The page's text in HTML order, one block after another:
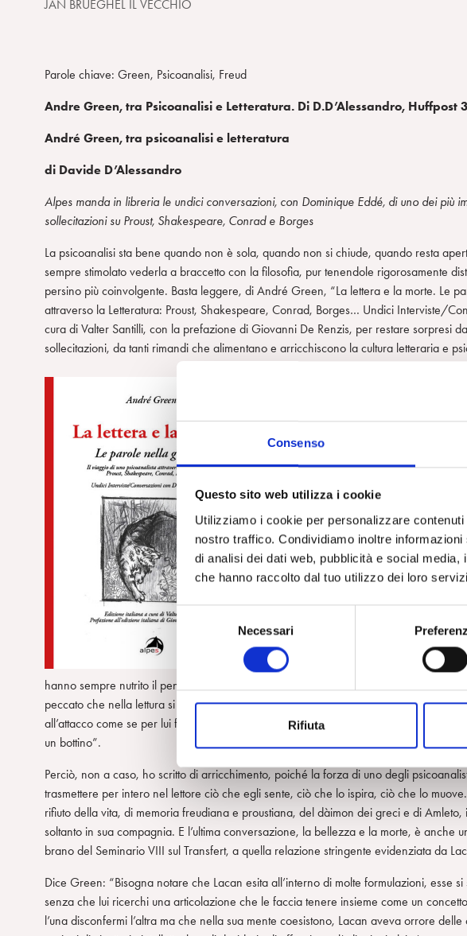
Consenso
Questo sito web utilizza i cookie
Utilizziamo i cookie per personalizzare
nostro traffico. Condividiamo inoltre
di analisi dei dati web, pubblicità e social
che hanno raccolto dal tuo utilizzo dei loro
S
z
o
e
c
n
s
e
Necessari
Rifiuta
JAN BRUEGHEL IL VECCHIO
Parole chiave: Green, Psicoanalisi, Freud
Andre Green, tra Psicoanalisi e Letteratura. Di D.D’Alessandro,
André Green, tra psicoanalisi e letteratura
di Davide D’Alessandro
Alpes manda in libreria le undici conversazioni, con Dominique Eddé, di uno dei più
sollecitazioni su Proust, Shakespeare, Conrad e Borges
La psicoanalisi sta bene quando non è sola, quando non si chiude, quando resta
sempre stimolato vederla a braccetto con la filosofia, pur tenendole rigorosamente
persino più coinvolgente. Basta leggere, di André Green, “La lettera e la morte. Le
attraverso la Letteratura: Proust, Shakespeare, Conrad, Borges… Undici Interviste/
cura di Valter Santilli, con la prefazione di Giovanni De Renzis, per restare sorpresi
sollecitazioni, da tanti rimandi che alimentano e arricchiscono la cultura letteraria e
‘benpensante’ del tempo, non poteva
che alla letteratura, al linguaggio che di
elaborativo al tempo stesso (quel
Lacan). Non a caso, con una formula
venne, proprio già nei suoi esordi,
rimane consegnata alla storia con il
tempo la sua reale identità anagrafica”.
navigazione attraverso itinerari a
delineandosi sul filo delle frasi orizzonti
appena intravisti e subito sostituiti da altri
movimento molto fluido e naturale dal
hanno sempre nutrito il pensiero di Green, la sua esplorazione appassionata della
peccato che nella lettura si perda la sua voce. André Green ha un modo tutto suo,
all’attacco come se per lui fosse necessario, quale prova definitiva, che le sue
un bottino”.
Perciò, non a caso, ho scritto di arricchimento, poiché la forza di uno degli
trasmettere per intero nel lettore ciò che egli sente, ciò che lo ispira, ciò che lo
rifiuto della vita, di memoria freudiana e proustiana, del dàimon dei greci e di
soltanto in sua compagnia. E l’ultima conversazione, la bellezza e la morte, è anche
brano del Seminario VIII sul Transfert, a quella relazione stringente evidenziata da
Dice Green: “Bisogna notare che Lacan esita all’interno di molte formulazioni, esse
senza che lui ricerchi una articolazione che le faccia tenere insieme come un
l’una disconfermi l’altra ma che nella sua mente coesistono, Lacan aveva orrore